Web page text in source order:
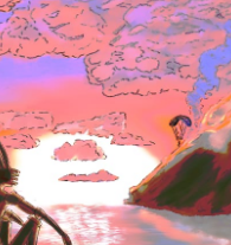
a Chile y
a casi 10
de este
Movistar